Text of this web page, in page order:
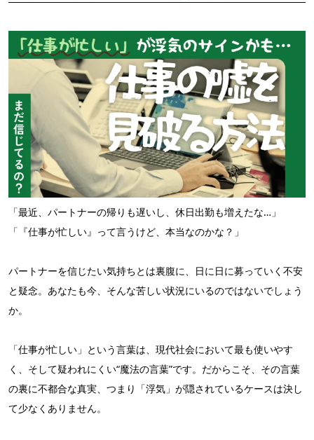
「最近、パートナーの帰りも遅いし、休日出勤も増えたな…」
「『仕事が忙しい』って言うけど、本当なのかな？」
パートナーを信じたい気持ちとは裏腹に、日に日に募っていく不安
と疑念。あなたも今、そんな苦しい状況にいるのではないでしょう
か。
「仕事が忙しい」という言葉は、現代社会において最も使いやす
く、そして疑われにくい“魔法の言葉”です。だからこそ、その言葉
の裏に不都合な真実、つまり「浮気」が隠されているケースは決し
て少なくありません。